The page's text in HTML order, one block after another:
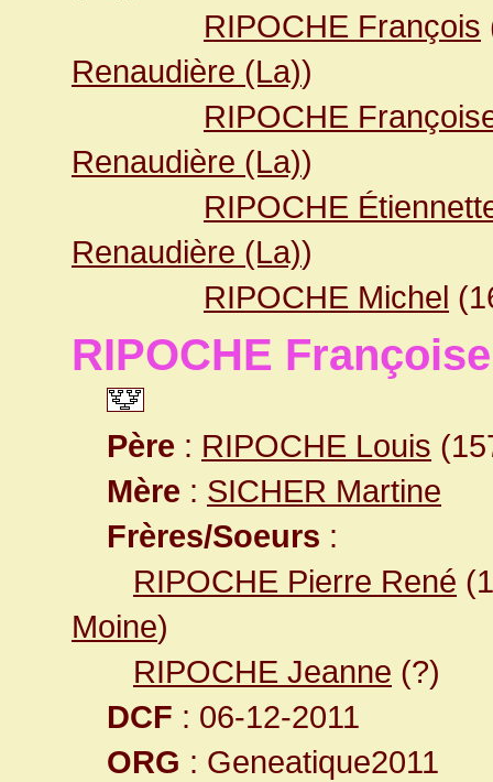
RIPOCHE François
Renaudière (La))
RIPOCHE
Renaudière (La))
RIPOCHE
Renaudière (La))
RIPOCHE Michel
RIPOCHE Françoise
Père : RIPOCHE Louis
Mère : SICHER Martine
Frères/Soeurs :
RIPOCHE Pierre René
Moine)
RIPOCHE Jeanne (?)
DCF : 06-12-2011
ORG : Geneatique2011